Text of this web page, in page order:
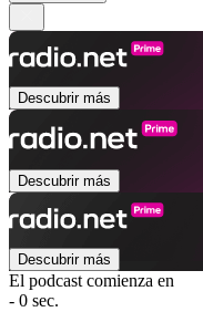
Descubrir más
Descubrir más
Descubrir más
El podcast comienza en
- 0 sec.